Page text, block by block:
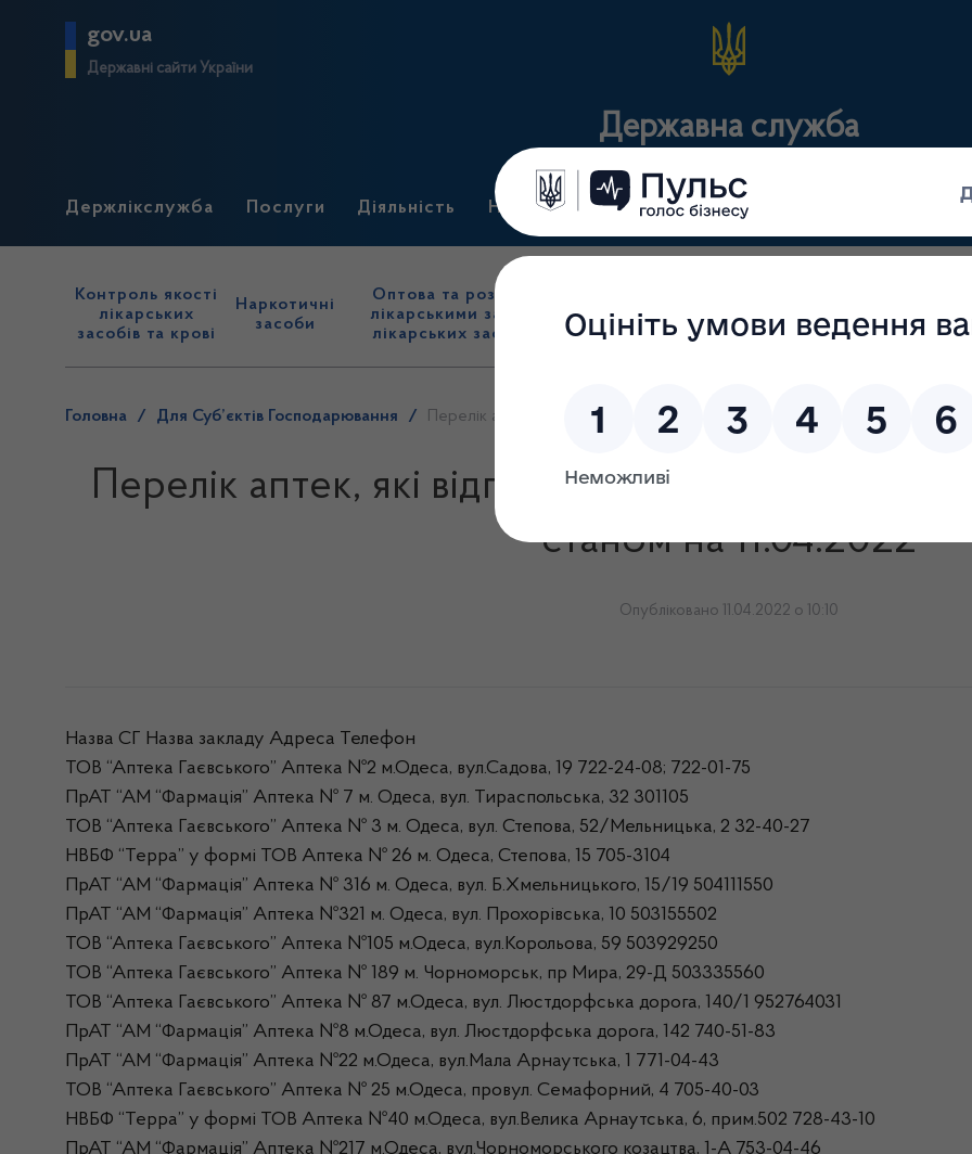
gov.ua
Державні сайти України
Державна служба
Держлікслужба Послуги Діяльність Нормативні документи Для громадськості
Контроль якості
лікарських
засобів та крові
Наркотичні
засоби
Оптова та роздрібна торгівля
лікарськими засобами, імпорт
лікарських засобів (крім АФІ)
нагляд
(контроль)
засобів, крові
сертифікація
Головна / Для Суб’єктів Господарювання / Перелік аптек, які відпускають інсулін в м. Одеса та Одеській області
Перелік аптек, які відпускають інсулін в м.
станом на 11.04.2022
Опубліковано 11.04.2022 о 10:10
Назва СГ Назва закладу Адреса Телефон
ТОВ “Аптека Гаєвського” Аптека №2 м.Одеса, вул.Садова, 19 722-24-08; 722-01-75
ПрАТ “АМ “Фармація” Аптека № 7 м. Одеса, вул. Тираспольська, 32 301105
ТОВ “Аптека Гаєвського” Аптека № 3 м. Одеса, вул. Степова, 52/Мельницька, 2 32-40-27
НВБФ “Терра” у формі ТОВ Аптека № 26 м. Одеса, Степова, 15 705-3104
ПрАТ “АМ “Фармація” Аптека № 316 м. Одеса, вул. Б.Хмельницького, 15/19 504111550
ПрАТ “АМ “Фармація” Аптека №321 м. Одеса, вул. Прохорівська, 10 503155502
ТОВ “Аптека Гаєвського” Аптека №105 м.Одеса, вул.Корольова, 59 503929250
ТОВ “Аптека Гаєвського” Аптека № 189 м. Чорноморськ, пр Мира, 29-Д 503335560
ТОВ “Аптека Гаєвського” Аптека № 87 м.Одеса, вул. Люстдорфська дорога, 140/1 952764031
ПрАТ “АМ “Фармація” Аптека №8 м.Одеса, вул. Люстдорфська дорога, 142 740-51-83
ПрАТ “АМ “Фармація” Аптека №22 м.Одеса, вул.Мала Арнаутська, 1 771-04-43
ТОВ “Аптека Гаєвського” Аптека № 25 м.Одеса, провул. Семафорний, 4 705-40-03
НВБФ “Терра” у формі ТОВ Аптека №40 м.Одеса, вул.Велика Арнаутська, 6, прим.502 728-43-10
ПрАТ “АМ “Фармація” Аптека №217 м.Одеса, вул.Чорноморського козацтва, 1-А 753-04-46